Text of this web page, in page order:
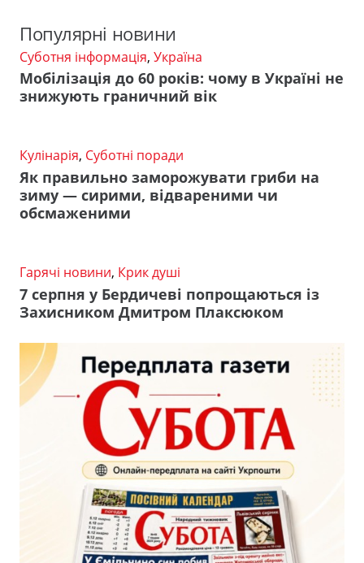
Популярні новини
Суботня інформація, Україна
Мобілізація до 60 років: чому в Україні не
знижують граничний вік
Кулінарія, Суботні поради
Як правильно заморожувати гриби на
зиму — сирими, відвареними чи
обсмаженими
Гарячі новини, Крик душі
7 серпня у Бердичеві попрощаються із
Захисником Дмитром Плаксюком